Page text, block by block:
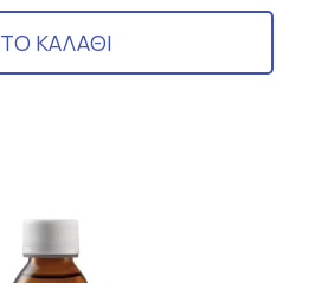
ΚΑΛΑΘΙ